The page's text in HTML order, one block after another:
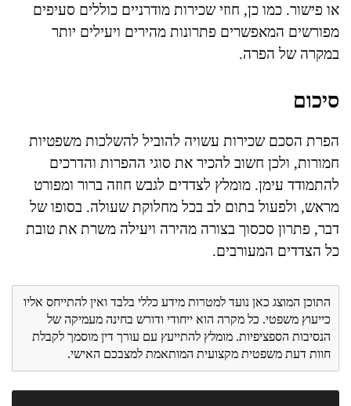
או פישור. כמו כן, חוזי שכירות מודרניים כוללים סעיפים
מפורשים המאפשרים פתרונות מהירים ויעילים יותר
במקרה של הפרה.
סיכום
הפרת הסכם שכירות עשויה להוביל להשלכות משפטיות
חמורות, ולכן חשוב להכיר את סוגי ההפרות והדרכים
להתמודד עימן. מומלץ לצדדים לגבש חוזה ברור ומפורט
מראש, ולפעול בתום לב בכל מחלוקת שעולה. בסופו של
דבר, פתרון סכסוך בצורה מהירה ויעילה משרת את טובת
כל הצדדים המעורבים.
התוכן המוצג כאן נועד למטרות מידע כללי בלבד ואין להתייחס אליו
כייעוץ משפטי. כל מקרה הוא ייחודי ודורש בחינה מעמיקה של
הנסיבות הספציפיות. מומלץ להתייעץ עם עורך דין מוסמך לקבלת
חוות דעת משפטית מקצועית המותאמת למצבכם האישי.